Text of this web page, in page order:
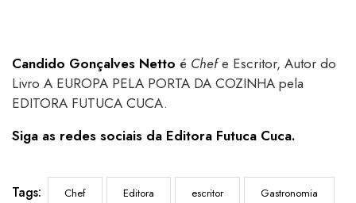
Candido Gonçalves Netto é Chefe Escritor, Autor do
Livro A EUROPA PELA PORTA DA COZINHA pela
EDITORA FUTUCA CUCA.
Siga as redes sociais da Editora Futuca Cuca.
Tags: Chef Editora escritor Gastronomia